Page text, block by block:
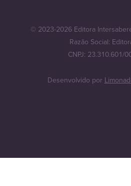
© 2023-2026 Editora
Razão Social:
CNPJ: 23.310.601/
Desenvolvido por